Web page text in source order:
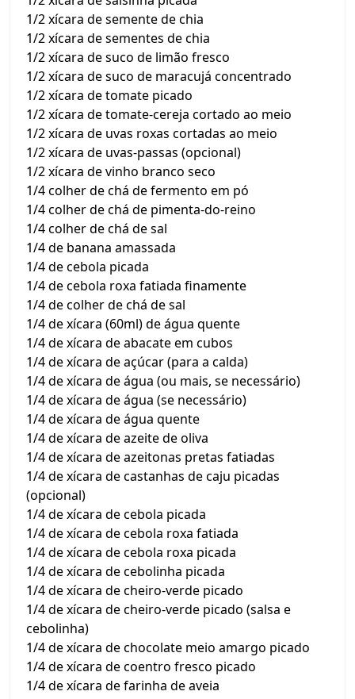
1/2 xícara de semente de chia
1/2 xícara de sementes de chia
1/2 xícara de suco de limão fresco
1/2 xícara de suco de maracujá concentrado
1/2 xícara de tomate picado
1/2 xícara de tomate-cereja cortado ao meio
1/2 xícara de uvas roxas cortadas ao meio
1/2 xícara de uvas-passas (opcional)
1/2 xícara de vinho branco seco
1/4 colher de chá de fermento em pó
1/4 colher de chá de pimenta-do-reino
1/4 colher de chá de sal
1/4 de banana amassada
1/4 de cebola picada
1/4 de cebola roxa fatiada finamente
1/4 de colher de chá de sal
1/4 de xícara (60ml) de água quente
1/4 de xícara de abacate em cubos
1/4 de xícara de açúcar (para a calda)
1/4 de xícara de água (ou mais, se necessário)
1/4 de xícara de água (se necessário)
1/4 de xícara de água quente
1/4 de xícara de azeite de oliva
1/4 de xícara de azeitonas pretas fatiadas
1/4 de xícara de castanhas de caju picadas
(opcional)
1/4 de xícara de cebola picada
1/4 de xícara de cebola roxa fatiada
1/4 de xícara de cebola roxa picada
1/4 de xícara de cebolinha picada
1/4 de xícara de cheiro-verde picado
1/4 de xícara de cheiro-verde picado (salsa e
cebolinha)
1/4 de xícara de chocolate meio amargo picado
1/4 de xícara de coentro fresco picado
1/4 de xícara de farinha de aveia